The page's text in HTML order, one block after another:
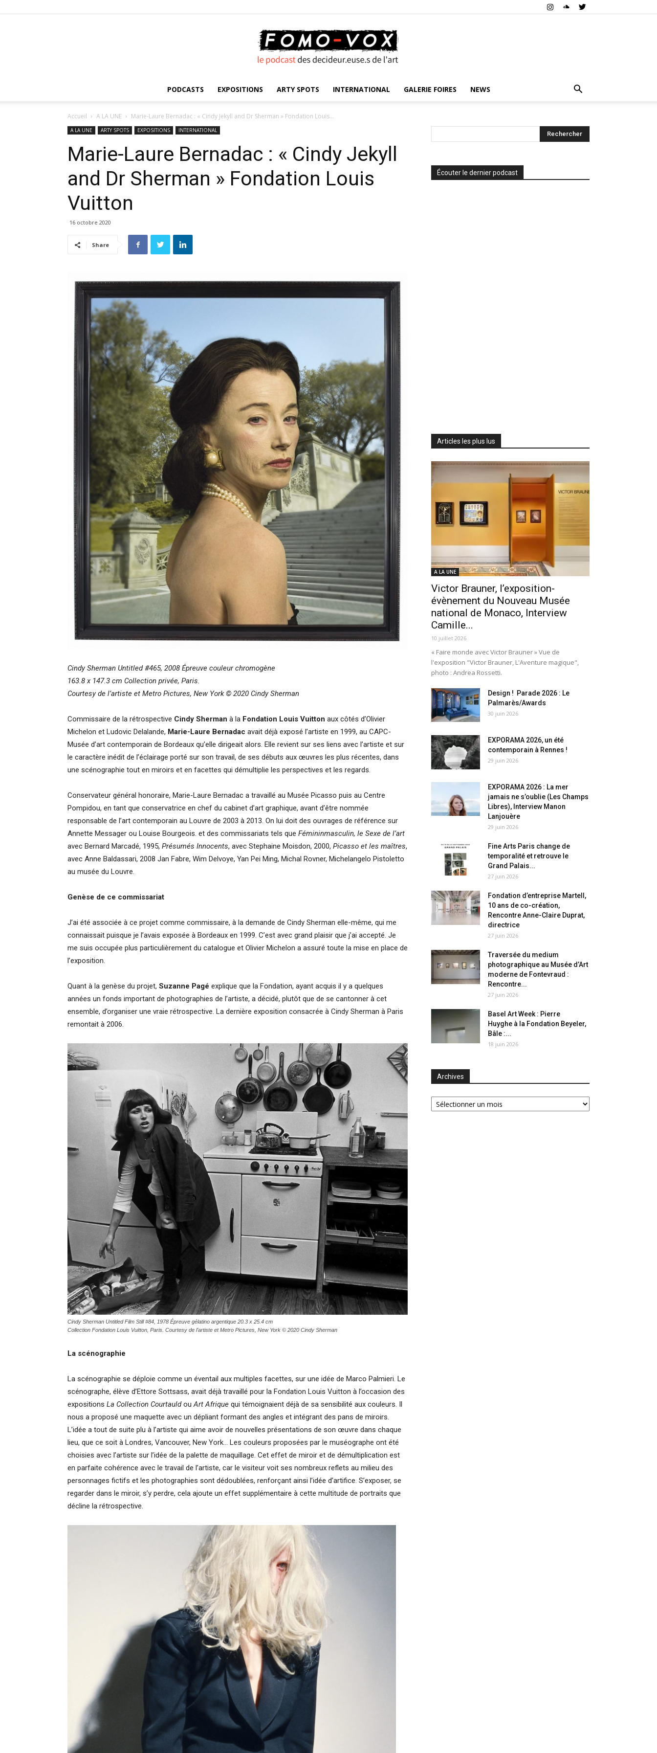
VOX
PODCASTS EXPOSITIONS ARTY SPOTS INTERNATIONAL GALERIE FOIRES NEWS
Accueil A LA UNE Marie-Laure Bernadac : « Cindy Jekyll and Dr Sherman » Fondation Louis...
A LA UNE ARTY SPOTS EXPOSITIONS INTERNATIONAL
Marie-Laure Bernadac : « Cindy Jekyll
and Dr Sherman » Fondation Louis
Vuitton
16 octobre 2020
Share
Cindy Sherman Untitled #465, 2008 Épreuve couleur chromogène
163.8 x 147.3 cm Collection privée, Paris.
Courtesy de l’artiste et Metro Pictures, New York © 2020 Cindy Sherman
Commissaire de la rétrospective Cindy Sherman à la Fondation Louis Vuitton aux côtés d’Olivier
Michelon et Ludovic Delalande, Marie-Laure Bernadac avait déjà exposé l’artiste en 1999, au CAPC-
Musée d’art contemporain de Bordeaux qu’elle dirigeait alors. Elle revient sur ses liens avec l’artiste et sur
le caractère inédit de l’éclairage porté sur son travail, de ses débuts aux œuvres les plus récentes, dans
une scénographie tout en miroirs et en facettes qui démultiplie les perspectives et les regards.
Conservateur général honoraire, Marie-Laure Bernadac a travaillé au Musée Picasso puis au Centre
Pompidou, en tant que conservatrice en chef du cabinet d’art graphique, avant d’être nommée
responsable de l’art contemporain au Louvre de 2003 à 2013. On lui doit des ouvrages de référence sur
Annette Messager ou Louise Bourgeois. et des commissariats tels que Fémininmasculin, le Sexe de l’art
avec Bernard Marcadé, 1995, Présumés Innocents, avec Stephaine Moisdon, 2000, Picasso et les maîtres,
avec Anne Baldassari, 2008 Jan Fabre, Wim Delvoye, Yan Pei Ming, Michal Rovner, Michelangelo Pistoletto
au musée du Louvre.
Genèse de ce commissariat
J’ai été associée à ce projet comme commissaire, à la demande de Cindy Sherman elle-même, qui me
connaissait puisque je l’avais exposée à Bordeaux en 1999. C’est avec grand plaisir que j’ai accepté. Je
me suis occupée plus particulièrement du catalogue et Olivier Michelon a assuré toute la mise en place de
l’exposition.
Quant à la genèse du projet, Suzanne Pagé explique que la Fondation, ayant acquis il y a quelques
années un fonds important de photographies de l’artiste, a décidé, plutôt que de se cantonner à cet
ensemble, d’organiser une vraie rétrospective. La dernière exposition consacrée à Cindy Sherman à Paris
remontait à 2006.
Cindy Sherman Untitled Film Still #84, 1978 Épreuve gélatino argentique 20.3 x 25.4 cm
Collection Fondation Louis Vuitton, Paris. Courtesy de l’artiste et Metro Pictures, New York © 2020 Cindy Sherman
La scénographie
La scénographie se déploie comme un éventail aux multiples facettes, sur une idée de Marco Palmieri. Le
scénographe, élève d’Ettore Sottsass, avait déjà travaillé pour la Fondation Louis Vuitton à l’occasion des
expositions La Collection CourtauldouArt Afrique qui témoignaient déjà de sa sensibilité aux couleurs. Il
nous a proposé une maquette avec un dépliant formant des angles et intégrant des pans de miroirs.
L’idée a tout de suite plu à l’artiste qui aime avoir de nouvelles présentations de son œuvre dans chaque
lieu, que ce soit à Londres, Vancouver, New York… Les couleurs proposées par le muséographe ont été
choisies avec l’artiste sur l’idée de la palette de maquillage. Cet effet de miroir et de démultiplication est
en parfaite cohérence avec le travail de l’artiste, car le visiteur voit ses nombreux reflets au milieu des
personnages fictifs et les photographies sont dédoublées, renforçant ainsi l’idée d’artifice. S’exposer, se
regarder dans le miroir, s’y perdre, cela ajoute un effet supplémentaire à cette multitude de portraits que
décline la rétrospective.
Écouter le dernier podcast
Articles les plus lus
A LA UNE
Victor Brauner, l’exposition-
évènement du Nouveau Musée
national de Monaco, Interview
Camille...
10 juillet 2026
« Faire monde avec Victor Brauner » Vue de
l'exposition "Victor Brauner, L'Aventure magique",
photo : Andrea Rossetti.
Design ! Parade 2026 : Le
Palmarès/Awards
30 juin 2026
EXPORAMA 2026, un été
contemporain à Rennes !
29 juin 2026
EXPORAMA 2026 : La mer
jamais ne s’oublie (Les Champs
Libres), Interview Manon
Lanjouère
29 juin 2026
Fine Arts Paris change de
temporalité et retrouve le
Grand Palais...
27 juin 2026
Fondation d’entreprise Martell,
10 ans de co-création,
Rencontre Anne-Claire Duprat,
directrice
27 juin 2026
Traversée du medium
photographique au Musée d’Art
moderne de Fontevraud :
Rencontre...
27 juin 2026
Basel Art Week : Pierre
Huyghe à la Fondation Beyeler,
Bâle :...
18 juin 2026
Archives
Archives